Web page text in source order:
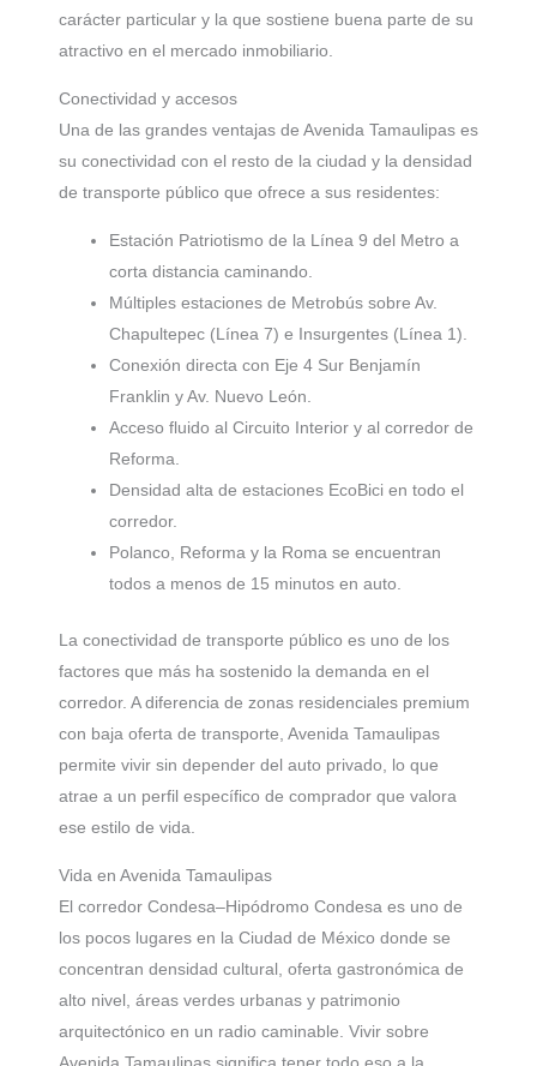
carácter particular y la que sostiene buena parte de su
atractivo en el mercado inmobiliario.
Conectividad y accesos
Una de las grandes ventajas de Avenida Tamaulipas es
su conectividad con el resto de la ciudad y la densidad
de transporte público que ofrece a sus residentes:
Estación Patriotismo de la Línea 9 del Metro a
corta distancia caminando.
Múltiples estaciones de Metrobús sobre Av.
Chapultepec (Línea 7) e Insurgentes (Línea 1).
Conexión directa con Eje 4 Sur Benjamín
Franklin y Av. Nuevo León.
Acceso fluido al Circuito Interior y al corredor de
Reforma.
Densidad alta de estaciones EcoBici en todo el
corredor.
Polanco, Reforma y la Roma se encuentran
todos a menos de 15 minutos en auto.
La conectividad de transporte público es uno de los
factores que más ha sostenido la demanda en el
corredor. A diferencia de zonas residenciales premium
con baja oferta de transporte, Avenida Tamaulipas
permite vivir sin depender del auto privado, lo que
atrae a un perfil específico de comprador que valora
ese estilo de vida.
Vida en Avenida Tamaulipas
El corredor Condesa–Hipódromo Condesa es uno de
los pocos lugares en la Ciudad de México donde se
concentran densidad cultural, oferta gastronómica de
alto nivel, áreas verdes urbanas y patrimonio
arquitectónico en un radio caminable. Vivir sobre